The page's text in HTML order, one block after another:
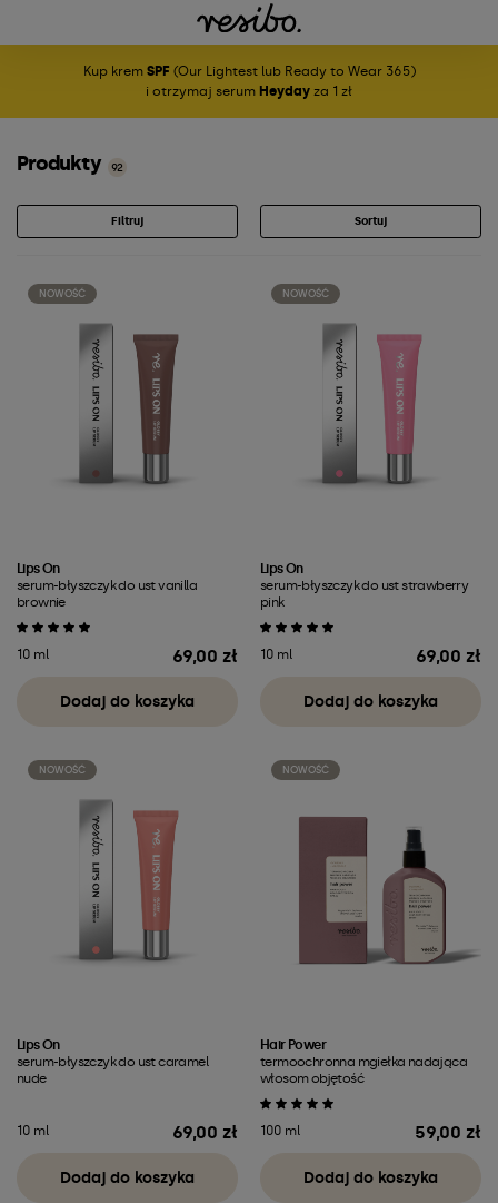
Kup kremSPF (Our Lightest lub Ready to Wear 365)
i otrzymaj serum Heyday za 1 zł
Produkty 92
Filtruj Sortuj
NOWOŚĆ
Lips On
serum-błyszczyk do ust vanilla
brownie
10 ml 69,00 zł
Dodaj do koszyka
NOWOŚĆ
Lips On
serum-błyszczyk do ust strawberry
pink
10 ml 69,00 zł
Dodaj do koszyka
NOWOŚĆ
Lips On
serum-błyszczyk do ust caramel
nude
10 ml 69,00 zł
Dodaj do koszyka
NOWOŚĆ
Hair Power
termoochronna mgiełka nadająca
włosom objętość
100 ml 59,00 zł
Dodaj do koszyka